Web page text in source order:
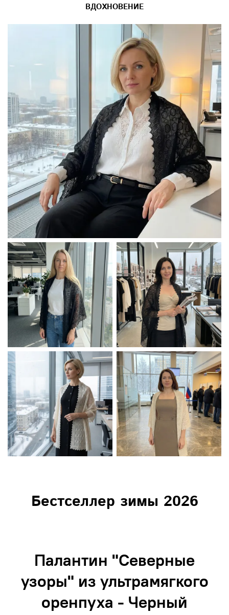
ВДОХНОВЕНИЕ
Бестселлер зимы 2026
Палантин "Северные
узоры" из ультрамягкого
оренпуха - Черный